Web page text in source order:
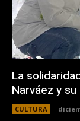
La
Narváez y
CULTURA